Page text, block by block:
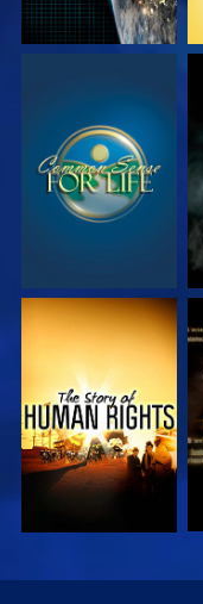
MŰSORNÉZÉS
MŰSORNÉZÉS